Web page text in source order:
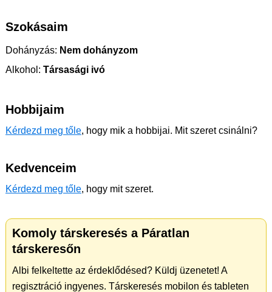
Szokásaim
Dohányzás: Nem dohányzom
Alkohol: Társasági ivó
Hobbijaim
Kérdezd meg tőle, hogy mik a hobbijai. Mit szeret csinálni?
Kedvenceim
Kérdezd meg tőle, hogy mit szeret.
Komoly társkeresés a Páratlan
társkeresőn
Albi felkeltette az érdeklődésed? Küldj üzenetet! A
regisztráció ingyenes. Társkeresés mobilon és tableten